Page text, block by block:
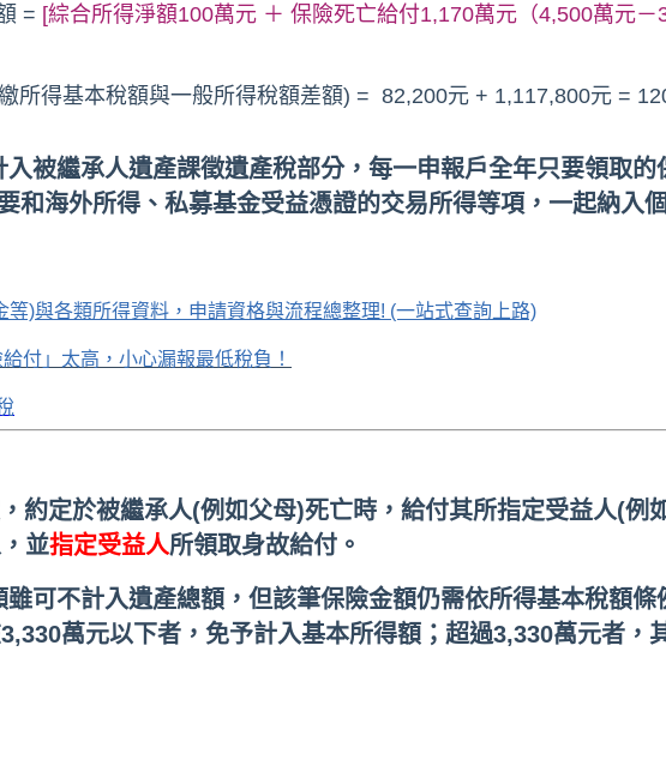
= [綜合所得淨額100萬元 ＋ 保險死亡給付1,170萬元（4,500萬元
所得基本稅額與一般所得稅額差額) = 82,200元 + 1,117,800元 =
被繼承人遺產課徵遺產稅部分，每一申報戶全年只要領取
和海外所得、私募基金受益憑證的交易所得等項，一起納入
)與各類所得資料，申請資格與流程總整理! (一站式查詢上路)
付」太高，小心漏報最低稅負！
約定於被繼承人(例如父母)死亡時，給付其所指定受益人(
並指定受益人所領取身故給付。
可不計入遺產總額，但該筆保險金額仍需依所得基本稅額
萬元以下者，免予計入基本所得額；超過3,330萬元者